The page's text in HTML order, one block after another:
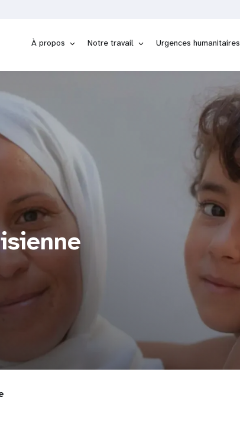
À propos Notre travail Urgences humanitaires